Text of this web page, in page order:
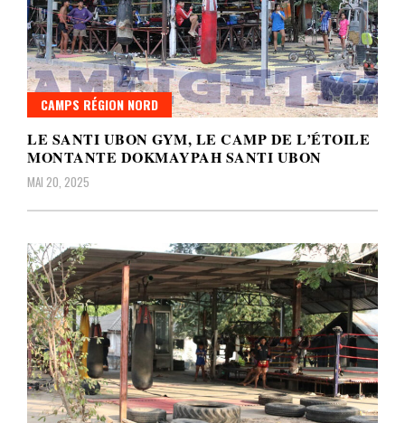
CAMPS RÉGION NORD
LE SANTI UBON GYM, LE CAMP DE L’ÉTOILE
MONTANTE DOKMAYPAH SANTI UBON
MAI 20, 2025